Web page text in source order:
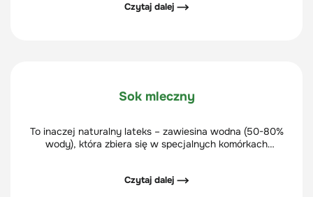
Czytaj dalej ⟶
Sok mleczny
To inaczej naturalny lateks – zawiesina wodna (50-80%
wody), która zbiera się w specjalnych komórkach
Czytaj dalej ⟶